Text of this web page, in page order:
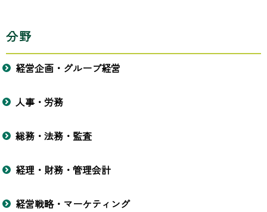
分野
経営企画・グループ経営
人事・労務
総務・法務・監査
経理・財務・管理会計
経営戦略・マーケティング